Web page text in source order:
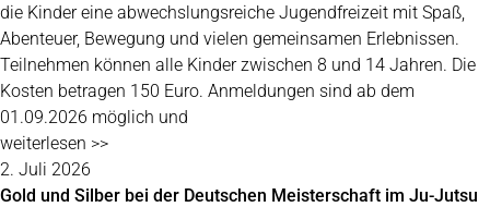
die Kinder eine abwechslungsreiche Jugendfreizeit mit Spaß,
Abenteuer, Bewegung und vielen gemeinsamen Erlebnissen.
Teilnehmen können alle Kinder zwischen 8 und 14 Jahren. Die
Kosten betragen 150 Euro. Anmeldungen sind ab dem
01.09.2026 möglich und
weiterlesen >>
2. Juli 2026
Gold und Silber bei der Deutschen Meisterschaft im Ju-Jutsu